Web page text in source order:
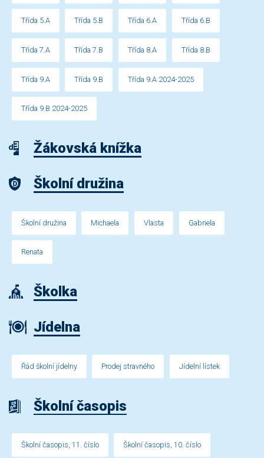
Třída 5.A Třída 5.B Třída 6.A Třída 6.B
Třída 7.A Třída 7.B Třída 8.A Třída 8.B
Třída 9.A Třída 9.B Třída 9.A 2024-2025
Třída 9.B 2024-2025
Žákovská knížka
Školní družina
Školní družina Michaela Vlasta Gabriela
Renata
Školka
Jídelna
Řád školní jídelny Prodej stravného Jídelní lístek
Školní časopis
Školní časopis, 11. číslo Školní časopis, 10. číslo